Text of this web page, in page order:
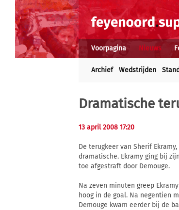
Voorpagina Nieuws
Archief Wedstrijden
Dramatische
13 april 2008 17:20
De terugkeer van Sherif
dramatische. Ekramy ging bij
toe afgestraft door Demouge.
Na zeven minuten greep
hoog in de goal. Na negentien
Demouge kwam eerder bij de